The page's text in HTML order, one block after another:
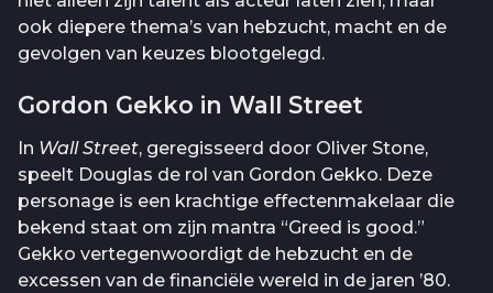
ook diepere thema’s van hebzucht, macht en de
gevolgen van keuzes blootgelegd.
Gordon Gekko in Wall Street
In Wall Street, geregisseerd door Oliver Stone,
speelt Douglas de rol van Gordon Gekko. Deze
personage is een krachtige effectenmakelaar die
bekend staat om zijn mantra “Greed is good.”
Gekko vertegenwoordigt de hebzucht en de
excessen van de financiële wereld in de jaren ’80.